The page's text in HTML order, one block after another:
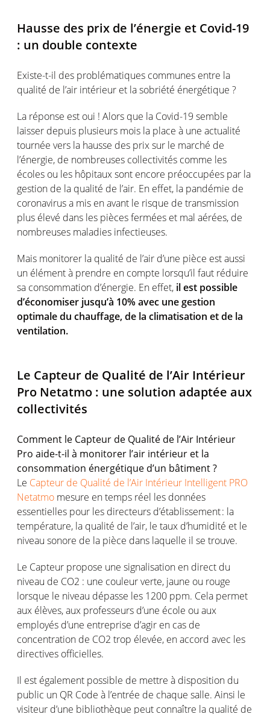
Hausse des prix de l’énergie et Covid-19
: un double contexte
Existe-t-il des problématiques communes entre la
qualité de l’air intérieur et la sobriété énergétique ?
La réponse est oui ! Alors que la Covid-19 semble
laisser depuis plusieurs mois la place à une actualité
tournée vers la hausse des prix sur le marché de
l’énergie, de nombreuses collectivités comme les
écoles ou les hôpitaux sont encore préoccupées par la
gestion de la qualité de l’air. En effet, la pandémie de
coronavirus a mis en avant le risque de transmission
plus élevé dans les pièces fermées et mal aérées, de
nombreuses maladies infectieuses.
Mais monitorer la qualité de l’air d’une pièce est aussi
un élément à prendre en compte lorsqu’il faut réduire
sa consommation d’énergie. En effet, il est possible
d’économiser jusqu’à 10% avec une gestion
optimale du chauffage, de la climatisation et de la
ventilation.
Le Capteur de Qualité de l’Air Intérieur
Pro Netatmo : une solution adaptée aux
collectivités
Comment le Capteur de Qualité de l’Air Intérieur
Pro aide-t-il à monitorer l’air intérieur et la
consommation énergétique d’un bâtiment ?
Le Capteur de Qualité de l’Air Intérieur Intelligent PRO
Netatmo mesure en temps réel les données
essentielles pour les directeurs d’établissement : la
température, la qualité de l’air, le taux d’humidité et le
niveau sonore de la pièce dans laquelle il se trouve.
Le Capteur propose une signalisation en direct du
niveau de CO2 : une couleur verte, jaune ou rouge
lorsque le niveau dépasse les 1200 ppm. Cela permet
aux élèves, aux professeurs d’une école ou aux
employés d’une entreprise d’agir en cas de
concentration de CO2 trop élevée, en accord avec les
directives officielles.
Il est également possible de mettre à disposition du
public un QR Code à l’entrée de chaque salle. Ainsi le
visiteur d’une bibliothèque peut connaître la qualité de